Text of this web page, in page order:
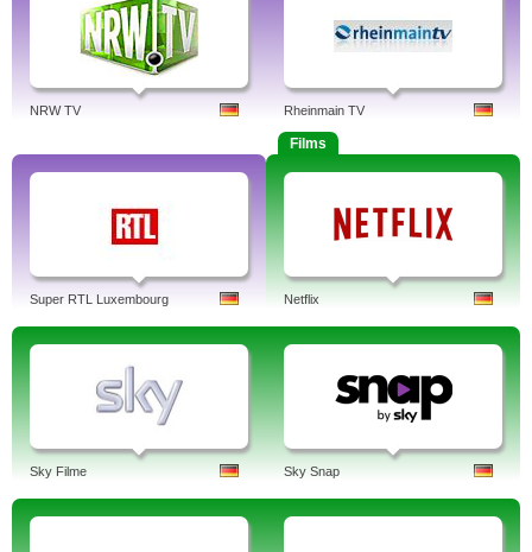
NRW TV Rheinmain TV
Super RTL Luxembourg
Films
Netflix
Sky Filme Sky Snap